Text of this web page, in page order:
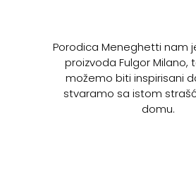
Porodica Meneghetti nam
proizvoda Fulgor Milano,
možemo biti inspirisani
stvaramo sa istom
domu.